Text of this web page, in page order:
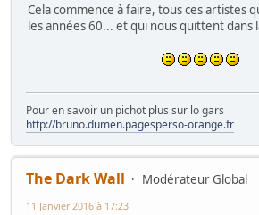
Cela commence à faire, tous ces artistes
les années 60... et qui nous quittent dans
Pour en savoir un pichot plus sur lo gars
http://bruno.dumen.pagesperso-orange.fr
The Dark Wall
Modérateur Global
11 Janvier 2016 à 17:23